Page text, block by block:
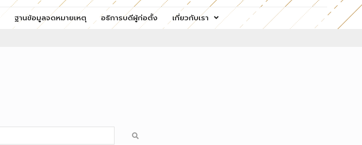
ฐานข้อมูลจดหมายเหตุ อธิการบดีผู้ก่อตั้ง เกี่ยวกับเรา